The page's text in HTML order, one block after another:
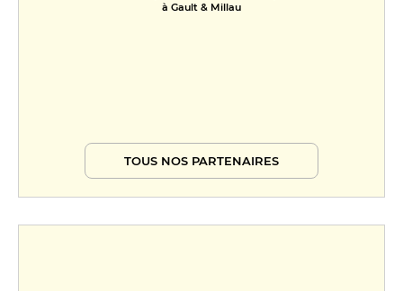
à Gault & Millau
TOUS NOS PARTENAIRES